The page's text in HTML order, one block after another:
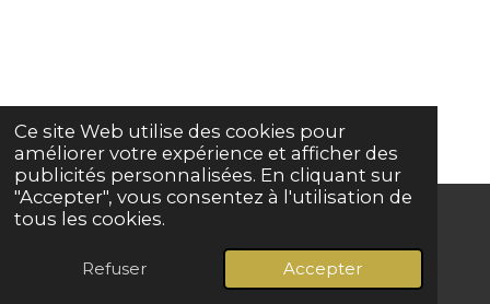
Ce site Web utilise des cookies pour
améliorer votre expérience et afficher des
publicités personnalisées. En cliquant sur
"Accepter", vous consentez à l'utilisation de
tous les cookies.
Refuser Accepter
© 2024 - 2026 Grave basse